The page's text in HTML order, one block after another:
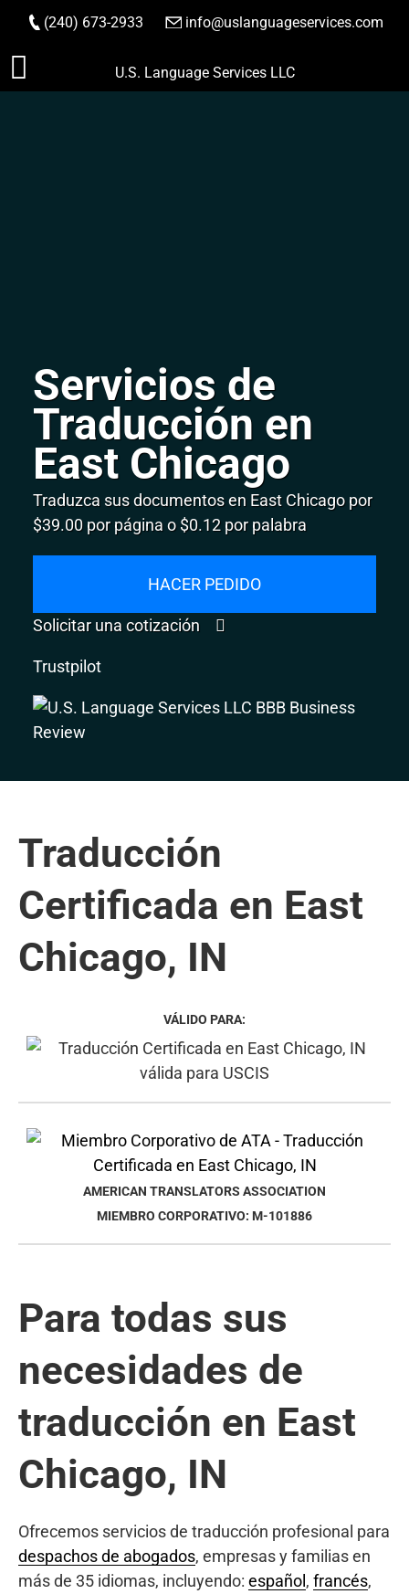
Saltar
(240) 673-2933 info@uslanguageservices.com
HACER PEDIDO
U.S. Language Services LLC
Servicios de
Traducción en
East Chicago
Traduzca sus documentos en East Chicago por
$39.00 por página o $0.12 por palabra
HACER PEDIDO
Solicitar una cotización
Trustpilot
Traducción
Certificada en East
Chicago, IN
VÁLIDO PARA:
AMERICAN TRANSLATORS ASSOCIATION
MIEMBRO CORPORATIVO: M-101886
Para todas sus
necesidades de
traducción en East
Chicago, IN
Ofrecemos servicios de traducción profesional para
despachos de abogados, empresas y familias en
más de 35 idiomas, incluyendo: español , francés,